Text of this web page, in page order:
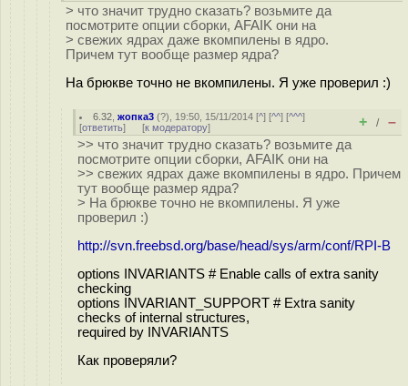
> что значит трудно сказать? возьмите да
посмотрите опции сборки, AFAIK они на
> свежих ядрах даже вкомпилены в ядро.
Причем тут вообще размер ядра?
На брюкве точно не вкомпилены. Я уже проверил :)
6.32 ,жопка3 (?), 19:50, 15/11/2014 [^] [^^] [^^^]
[ответить] [к модератору] + / –
>> что значит трудно сказать? возьмите да
посмотрите опции сборки, AFAIK они на
>> свежих ядрах даже вкомпилены в ядро. Причем
тут вообще размер ядра?
> На брюкве точно не вкомпилены. Я уже
проверил :)
http://svn.freebsd.org/base/head/sys/arm/conf/RPI-B
options INVARIANTS # Enable calls of extra sanity
checking
options INVARIANT_SUPPORT # Extra sanity
checks of internal structures,
required by INVARIANTS
Как проверяли?